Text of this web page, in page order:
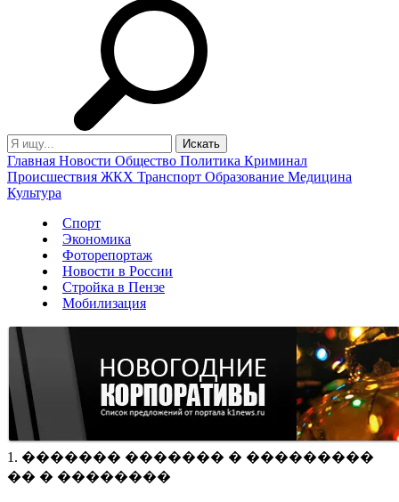
Главная Новости Общество Политика Криминал
Происшествия ЖКХ Транспорт Образование Медицина
Культура
Спорт
Экономика
Фоторепортаж
Новости в России
Стройка в Пензе
Мобилизация
1. ������� ������� � ���������
�� � ��������